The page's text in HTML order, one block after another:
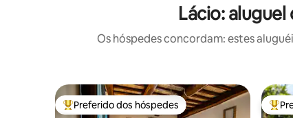
Lácio:
Os hóspedes concordam: estes
Entre os melhores preferidos dos hóspedes
Preferido dos hóspedes